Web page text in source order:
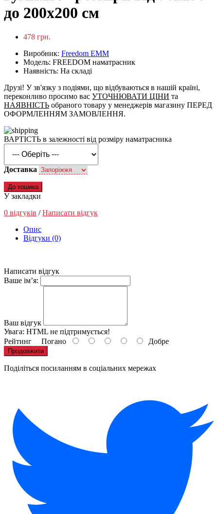
до 200х200 см
478 грн.
Виробник: Freedom EMM
Модель: FREEDOM наматрасник
Наявність: На складі
Друзі! У зв'язку з подіями, що відбуваються в нашій країні,
переконливо просимо вас УТОЧНЮВАТИ ЦІНИ та
НАЯВНІСТЬ обраного товару у менеджерів магазину ПЕРЕД
ОФОРМЛЕННЯМ ЗАМОВЛЕННЯ.
ВАРТІСТЬ в залежності від розміру наматрасника
Доставка
До кошика
У закладки
0 відгуків /Написати відгук
Опис
Відгуки (0)
Написати відгук
Ваше ім’я:
Ваш відгук
Увага: HTML не підтримується!
Рейтинг Погано Добре
Продовжити
Поділіться посиланням в соціальних мережах